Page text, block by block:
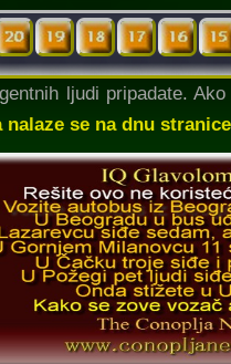
ljudi pripadate. Ako
se na dnu